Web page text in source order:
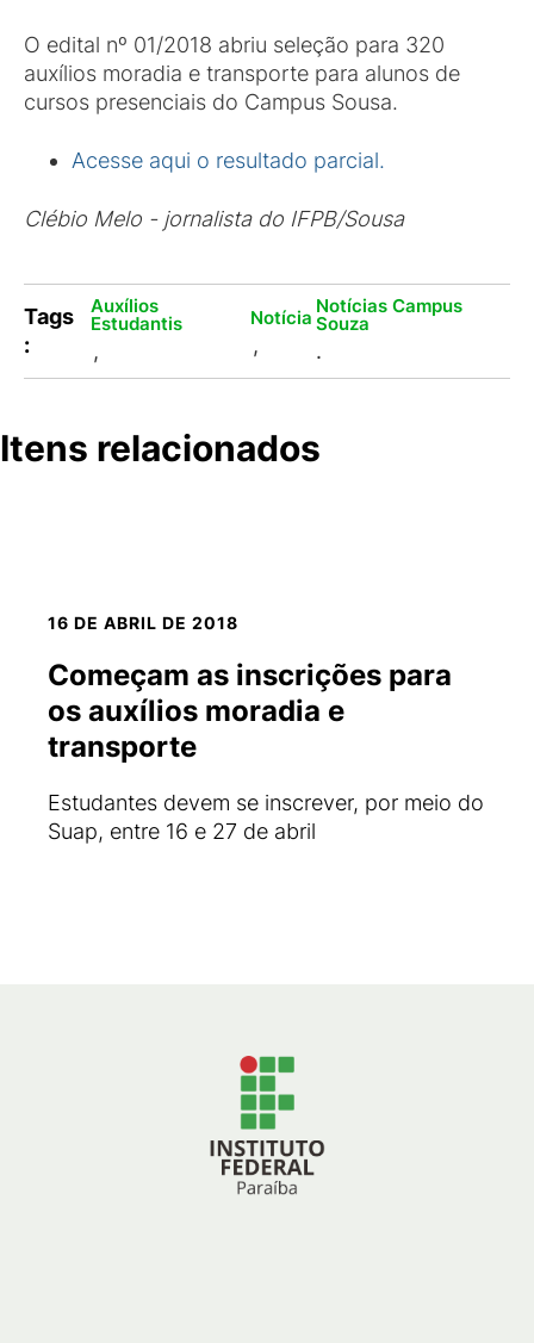
O edital nº 01/2018 abriu seleção para 320
auxílios moradia e transporte para alunos de
cursos presenciais do Campus Sousa.
Acesse aqui o resultado parcial.
Clébio Melo - jornalista do IFPB/Sousa
Tags
:
Auxílios
Estudantis
,
Notícia
,
Notícias Campus
Souza
.
Itens relacionados
16 DE ABRIL DE 2018
Começam as inscrições para
os auxílios moradia e
transporte
Estudantes devem se inscrever, por meio do
Suap, entre 16 e 27 de abril